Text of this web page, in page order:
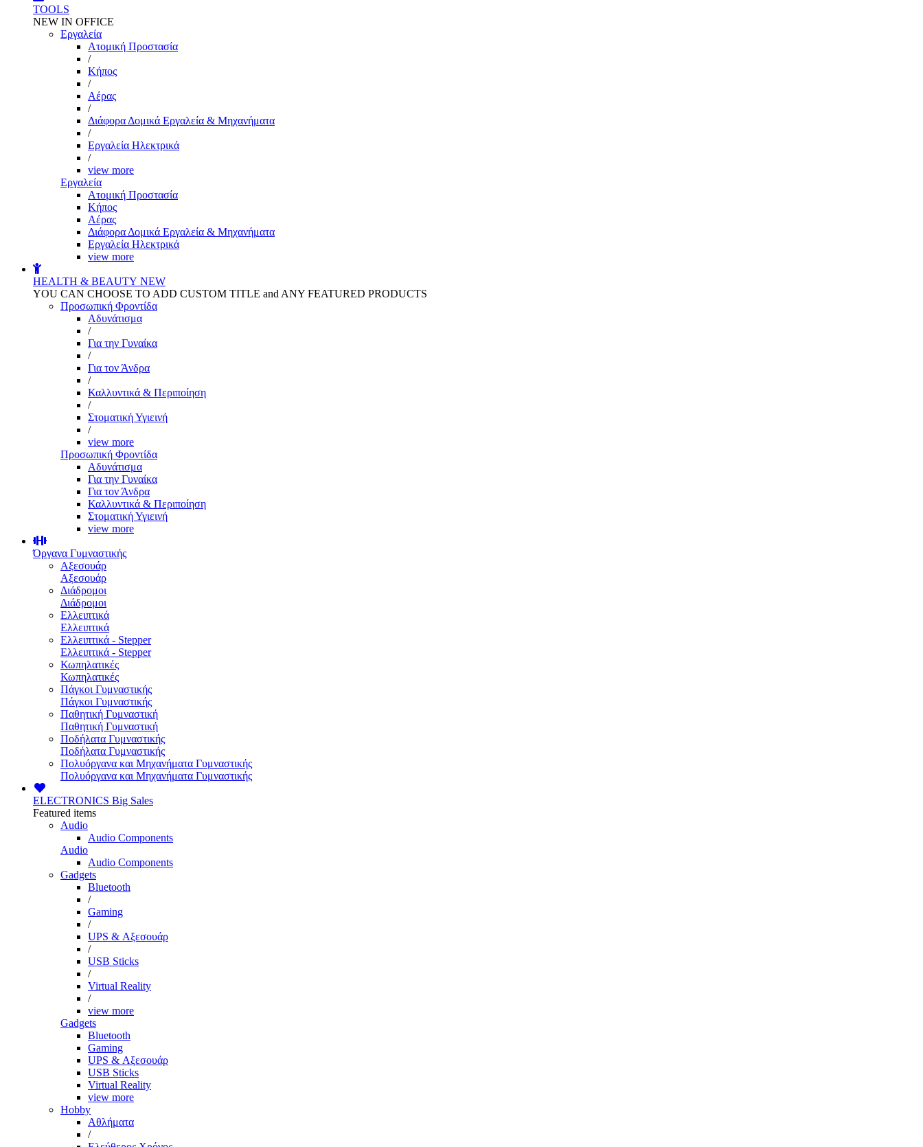
TOOLS
NEW IN OFFICE
Εργαλεία
Aτομική Προστασία
/
Kήπος
/
Αέρας
/
Διάφορα Δομικά Εργαλεία & Μηχανήματα
/
Εργαλεία Ηλεκτρικά
/
view more
Εργαλεία
Aτομική Προστασία
Kήπος
Αέρας
Διάφορα Δομικά Εργαλεία & Μηχανήματα
Εργαλεία Ηλεκτρικά
view more
HEALTH & BEAUTY NEW
YOU CAN CHOOSE TO ADD CUSTOM TITLE and ANY FEATURED PRODUCTS
Προσωπική Φροντίδα
Αδυνάτισμα
/
Για την Γυναίκα
/
Για τον Άνδρα
/
Καλλυντικά & Περιποίηση
/
Στοματική Υγιεινή
/
view more
Προσωπική Φροντίδα
Αδυνάτισμα
Για την Γυναίκα
Για τον Άνδρα
Καλλυντικά & Περιποίηση
Στοματική Υγιεινή
view more
Όργανα Γυμναστικής
Αξεσουάρ
Αξεσουάρ
Διάδρομοι
Διάδρομοι
Ελλειπτικά
Ελλειπτικά
Ελλειπτικά - Stepper
Ελλειπτικά - Stepper
Κωπηλατικές
Κωπηλατικές
Πάγκοι Γυμναστικής
Πάγκοι Γυμναστικής
Παθητική Γυμναστική
Παθητική Γυμναστική
Ποδήλατα Γυμναστικής
Ποδήλατα Γυμναστικής
Πολυόργανα και Μηχανήματα Γυμναστικής
Πολυόργανα και Μηχανήματα Γυμναστικής
ELECTRONICS Big Sales
Featured items
Audio
Audio Components
Audio
Audio Components
Gadgets
Bluetooth
/
Gaming
/
UPS & Αξεσουάρ
/
USB Sticks
/
Virtual Reality
/
view more
Gadgets
Bluetooth
Gaming
UPS & Αξεσουάρ
USB Sticks
Virtual Reality
view more
Hobby
Αθλήματα
/